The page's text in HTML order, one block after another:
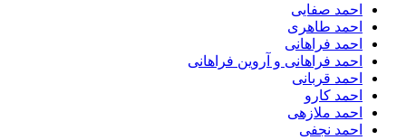
احمد صفایی
احمد طاهری
احمد فراهانی
احمد فراهانی و آروین فراهانی
احمد قربانی
احمد کارو
احمد ملازهی
احمد نجفی